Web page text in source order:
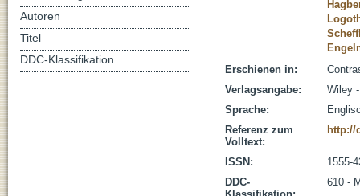
Erschienen in:
Verlagsangabe:
Wiley
Sprache:
Referenz zum
Volltext:
http://
ISSN:
1555-
DDC-
610 -
Autoren
Titel
DDC-Klassifikation